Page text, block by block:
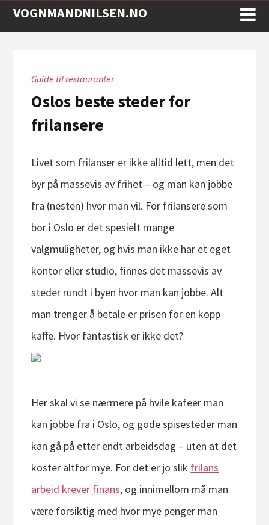
VOGNMANDNILSEN.NO
Guide til restauranter
Oslos beste steder for
frilansere
Livet som frilanser er ikke alltid lett, men det
byr på massevis av frihet – og man kan jobbe
fra (nesten) hvor man vil. For frilansere som
bor i Oslo er det spesielt mange
valgmuligheter, og hvis man ikke har et eget
kontor eller studio, finnes det massevis av
steder rundt i byen hvor man kan jobbe. Alt
man trenger å betale er prisen for en kopp
kaffe. Hvor fantastisk er ikke det?
Her skal vi se nærmere på hvile kafeer man
kan jobbe fra i Oslo, og gode spisesteder man
kan gå på etter endt arbeidsdag – uten at det
koster altfor mye. For det er jo slik frilans
arbeid krever finans, og innimellom må man
være forsiktig med hvor mye penger man